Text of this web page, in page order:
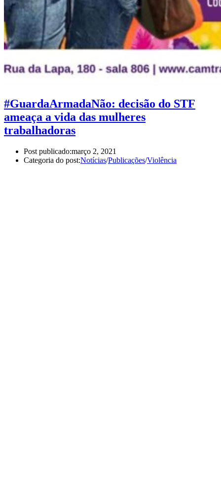
#GuardaArmadaNão: decisão do STF
ameaça a vida das mulheres
trabalhadoras
Post publicado:março 2, 2021
Categoria do post:Notícias/Publicações/Violência